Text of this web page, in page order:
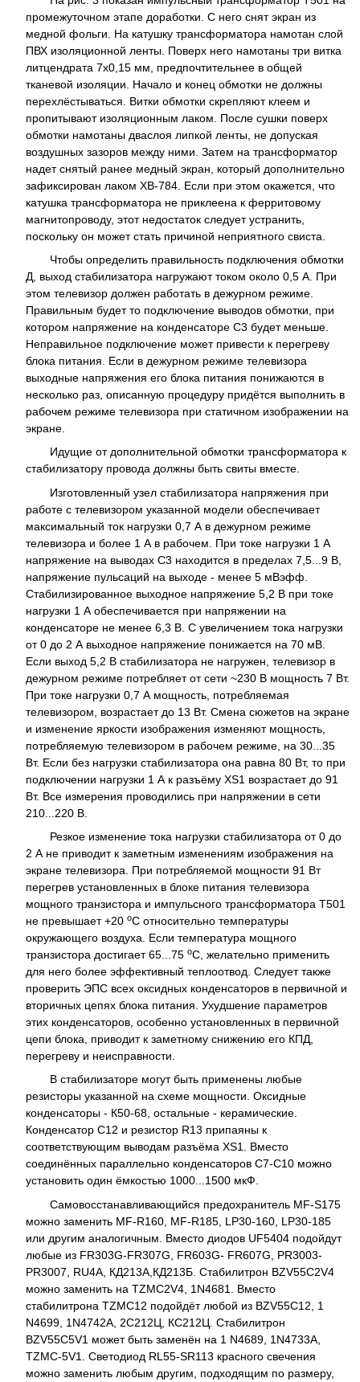
промежуточном этапе доработки. С него снят экран из
медной фольги. На катушку трансформатора намотан слой
ПВХ изоляционной ленты. Поверх него намотаны три витка
литцендрата 7x0,15 мм, предпочтительнее в общей
тканевой изоляции. Начало и конец обмотки не должны
перехлёстываться. Витки обмотки скрепляют клеем и
пропитывают изоляционным лаком. После сушки поверх
обмотки намотаны дваслоя липкой ленты, не допуская
воздушных зазоров между ними. Затем на трансформатор
надет снятый ранее медный экран, который дополнительно
зафиксирован лаком ХВ-784. Если при этом окажется, что
катушка трансформатора не приклеена к ферритовому
магнитопроводу, этот недостаток следует устранить,
поскольку он может стать причиной неприятного свиста.
Чтобы определить правильность подключения обмотки
Д, выход стабилизатора нагружают током около 0,5 А. При
этом телевизор должен работать в дежурном режиме.
Правильным будет то подключение выводов обмотки, при
котором напряжение на конденсаторе C3 будет меньше.
Неправильное подключение может привести к перегреву
блока питания. Если в дежурном режиме телевизора
выходные напряжения его блока питания понижаются в
несколько раз, описанную процедуру придётся выполнить в
рабочем режиме телевизора при статичном изображении на
экране.
Идущие от дополнительной обмотки трансформатора к
стабилизатору провода должны быть свиты вместе.
Изготовленный узел стабилизатора напряжения при
работе с телевизором указанной модели обеспечивает
максимальный ток нагрузки 0,7 А в дежурном режиме
телевизора и более 1 А в рабочем. При токе нагрузки 1 А
напряжение на выводах C3 находится в пределах 7,5...9 В,
напряжение пульсаций на выходе - менее 5 мВэфф.
Стабилизированное выходное напряжение 5,2 В при токе
нагрузки 1 А обеспечивается при напряжении на
конденсаторе не менее 6,3 В. С увеличением тока нагрузки
от 0 до 2 А выходное напряжение понижается на 70 мВ.
Если выход 5,2 В стабилизатора не нагружен, телевизор в
дежурном режиме потребляет от сети ~230 В мощность 7 Вт.
При токе нагрузки 0,7 А мощность, потребляемая
телевизором, возрастает до 13 Вт. Смена сюжетов на экране
и изменение яркости изображения изменяют мощность,
потребляемую телевизором в рабочем режиме, на 30...35
Вт. Если без нагрузки стабилизатора она равна 80 Вт, то при
подключении нагрузки 1 А к разъёму XS1 возрастает до 91
Вт. Все измерения проводились при напряжении в сети
210...220 В.
Резкое изменение тока нагрузки стабилизатора от 0 до
2 А не приводит к заметным изменениям изображения на
экране телевизора. При потребляемой мощности 91 Вт
перегрев установленных в блоке питания телевизора
мощного транзистора и импульсного трансформатора T501
не превышает +20 оС относительно температуры
окружающего воздуха. Если температура мощного
транзистора достигает 65...75 оС, желательно применить
для него более эффективный теплоотвод. Следует также
проверить ЭПС всех оксидных конденсаторов в первичной и
вторичных цепях блока питания. Ухудшение параметров
этих конденсаторов, особенно установленных в первичной
цепи блока, приводит к заметному снижению его КПД,
перегреву и неисправности.
В стабилизаторе могут быть применены любые
резисторы указанной на схеме мощности. Оксидные
конденсаторы - К50-68, остальные - керамические.
Конденсатор C12 и резистор R13 припаяны к
соответствующим выводам разъёма XS1. Вместо
соединённых параллельно конденсаторов C7-C10 можно
установить один ёмкостью 1000...1500 мкФ.
Самовосстанавливающийся предохранитель MF-S175
можно заменить MF-R160, MF-R185, LP30-160, LP30-185
или другим аналогичным. Вместо диодов UF5404 подойдут
любые из FR303G-FR307G, FR603G- FR607G, PR3003-
PR3007, RU4A, КД213А, КД213Б. Стабилитрон BZV55C2V4
можно заменить на TZMC2V4, 1N4681. Вместо
стабилитрона TZMC12 подойдёт любой из BZV55C12, 1
N4699, 1N4742A, 2С212Ц, КС212Ц. Стабилитрон
BZV55C5V1 может быть заменён на 1 N4689, 1N4733A,
TZMC-5V1. Светодиод RL55-SR113 красного свечения
можно заменить любым другим, подходящим по размеру,